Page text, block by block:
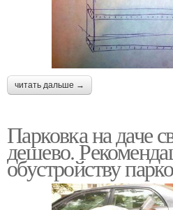
читать дальше →
Парковка на даче
дешево.
обустройству